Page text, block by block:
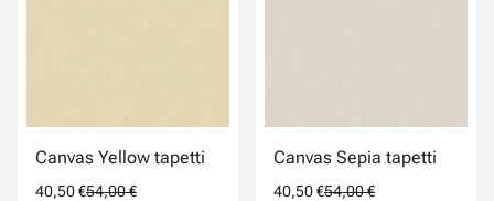
Canvas Yellow tapetti
40,50 €54,00 €
Canvas Sepia tapetti
40,50 €54,00 €